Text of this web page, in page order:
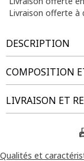
Livraison offerte à
DESCRIPTION
Collier à double
Pendentif ajouré
noirs. Longueur
Fermeture par
COMPOSITION
Tissu principal :
VERRE, 2% FER
Composition et
LIVRAISON ET
NOS MODES
Livraison
Qualités et